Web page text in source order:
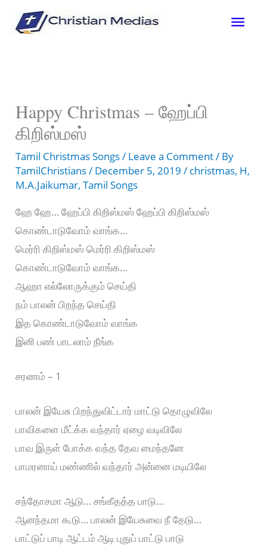
Happy Christmas – ஹேப்பி
கிறிஸ்மஸ்
Tamil Christmas Songs/ Leave a Comment/ By
TamilChristians/ December 5, 2019/ christmas, H,
M.A.Jaikumar,Tamil Songs
ஹே ஹே… ஹேப்பி கிறிஸ்மஸ் ஹேப்பி கிறிஸ்மஸ்
கொண்டாடுவோம் வாங்க…
மெர்ரி கிறிஸ்மஸ் மெர்ரி கிறிஸ்மஸ்
கொண்டாடுவோம் வாங்க…
ஆஹா எல்லோருக்கும் செய்தி
நம் பாலன் பிறந்த செய்தி
இத கொண்டாடுவோம் வாங்க
இனி பண் பாடலாம் நீங்க
சரணம் – 1
பாலன் இயேசு பிறந்துவிட்டார் மாட்டு தொழுவிலே
பாவிகளை மீட்க்க வந்தார் ஏழை வடிவிலே
பாவ இருள் போக்க வந்த தேவ மைந்தனே
பாமரனாய் மண்ணில் வந்தார் அன்னை மடியிலே
சந்தோசமா ஆடு… சங்கீதத்த பாடு…
ஆனந்தமா கூடு… பாலன் இயேசுவை நீ தேடு…
பாட்டுப் பாடி ஆட்டம் ஆடி புதுப் பாட்டு பாடு